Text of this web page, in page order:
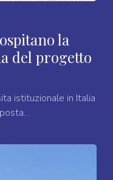
la
del progetto
istituzionale in Italia